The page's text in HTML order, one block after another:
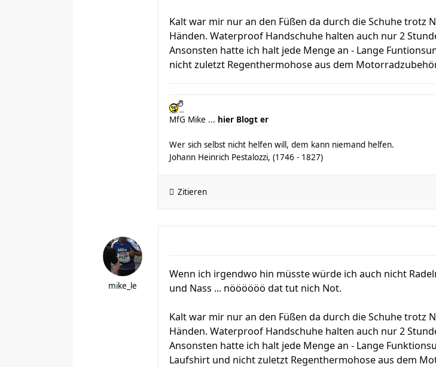
Kalt war mir nur an den Füßen da durch die Schuhe trotz
Händen. Waterproof Handschuhe halten auch nur 2
Ansonsten hatte ich halt jede Menge an - Lange
nicht zuletzt Regenthermohose aus dem
MfG Mike ... hier Blogt er
Wer sich selbst nicht helfen will, dem kann niemand helfen.
Johann Heinrich Pestalozzi, (1746 - 1827)
Zitieren
mike_le
Wenn ich irgendwo hin müsste würde ich auch nicht
und Nass ... nöööööö dat tut nich Not.
Kalt war mir nur an den Füßen da durch die Schuhe trotz
Händen. Waterproof Handschuhe halten auch nur 2
Ansonsten hatte ich halt jede Menge an - Lange
Laufshirt und nicht zuletzt Regenthermohose aus dem